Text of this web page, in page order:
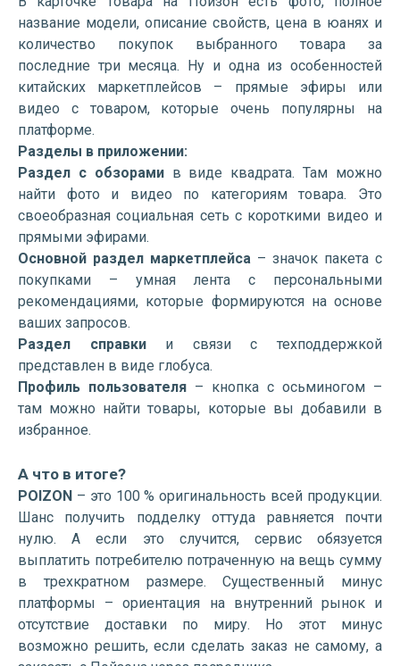
название модели, описание свойств, цена в юанях и
количество покупок выбранного товара за
последние три месяца. Ну и одна из особенностей
китайских маркетплейсов – прямые эфиры или
видео с товаром, которые очень популярны на
платформе.
Разделы в приложении:
Раздел с обзорамив виде квадрата. Там можно
найти фото и видео по категориям товара. Это
своеобразная социальная сеть с короткими видео и
прямыми эфирами.
Основной раздел маркетплейса – значок пакета с
покупками – умная лента с персональными
рекомендациями, которые формируются на основе
ваших запросов.
Раздел справки и связи с техподдержкой
представлен в виде глобуса.
Профиль пользователя – кнопка с осьминогом –
там можно найти товары, которые вы добавили в
избранное.
А что в итоге?
POIZON – это 100 % оригинальность всей продукции.
Шанс получить подделку оттуда равняется почти
нулю. А если это случится, сервис обязуется
выплатить потребителю потраченную на вещь сумму
в трехкратном размере. Существенный минус
платформы – ориентация на внутренний рынок и
отсутствие доставки по миру. Но этот минус
возможно решить, если сделать заказ не самому, а